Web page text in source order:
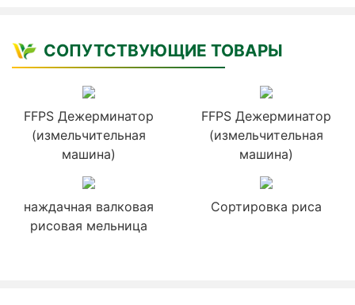
СОПУТСТВУЮЩИЕ ТОВАРЫ
FFPS Дежерминатор
(измельчительная
машина)
FFPS Дежерминатор
(измельчительная
машина)
наждачная валковая
рисовая мельница
Сортировка риса